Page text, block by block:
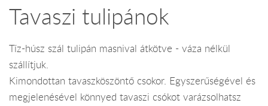
Tavaszi tulipánok
Tíz-húsz szál tulipán masnival átkötve - váza nélkül
szállítjuk.
Kimondottan tavaszköszöntő csokor. Egyszerűségével és
megjelenésével könnyed tavaszi csókot varázsolhatsz